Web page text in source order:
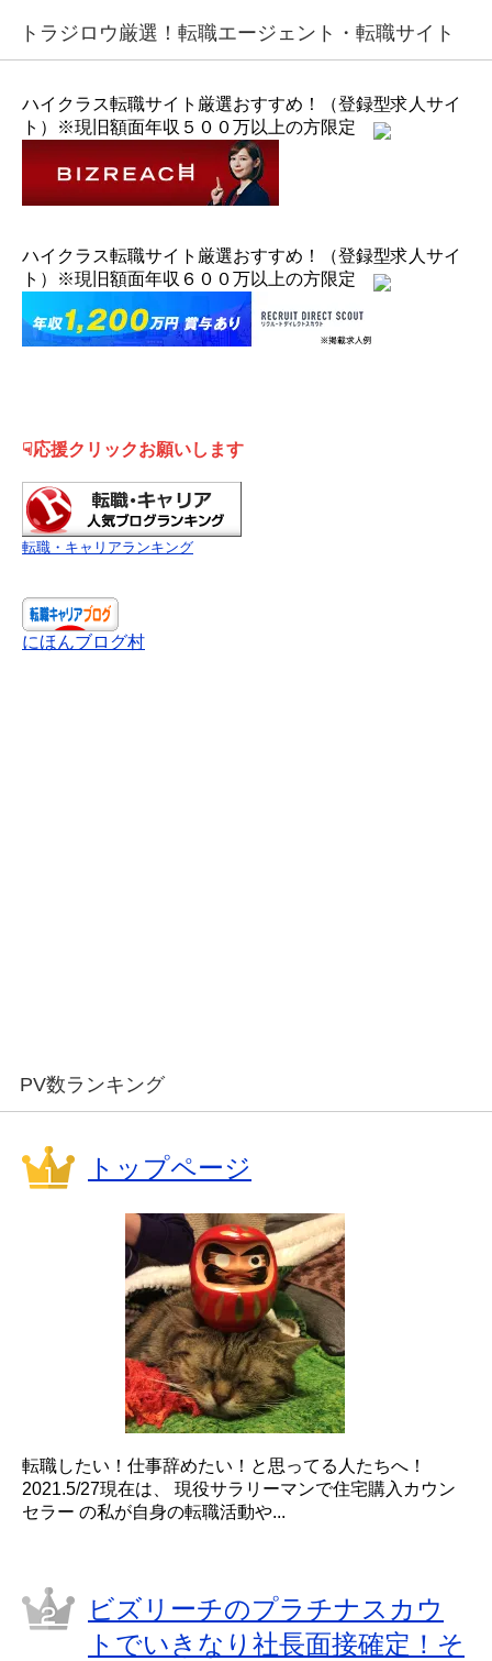
トラジロウ厳選！転職エージェント・転職サイト
ハイクラス転職サイト厳選おすすめ！（登録型求人サイ
ト）※現旧額面年収５００万以上の方限定
ハイクラス転職サイト厳選おすすめ！（登録型求人サイ
ト）※現旧額面年収６００万以上の方限定
☟応援クリックお願いします
転職・キャリアランキング
にほんブログ村
PV数ランキング
トップページ
転職したい！仕事辞めたい！と思ってる人たちへ！
2021.5/27現在は、 現役サラリーマンで住宅購入カウン
セラー の私が自身の転職活動や...
ビズリーチのプラチナスカウ
トでいきなり社長面接確定！そ